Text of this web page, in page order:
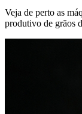
Veja de perto as
produtivo de grãos